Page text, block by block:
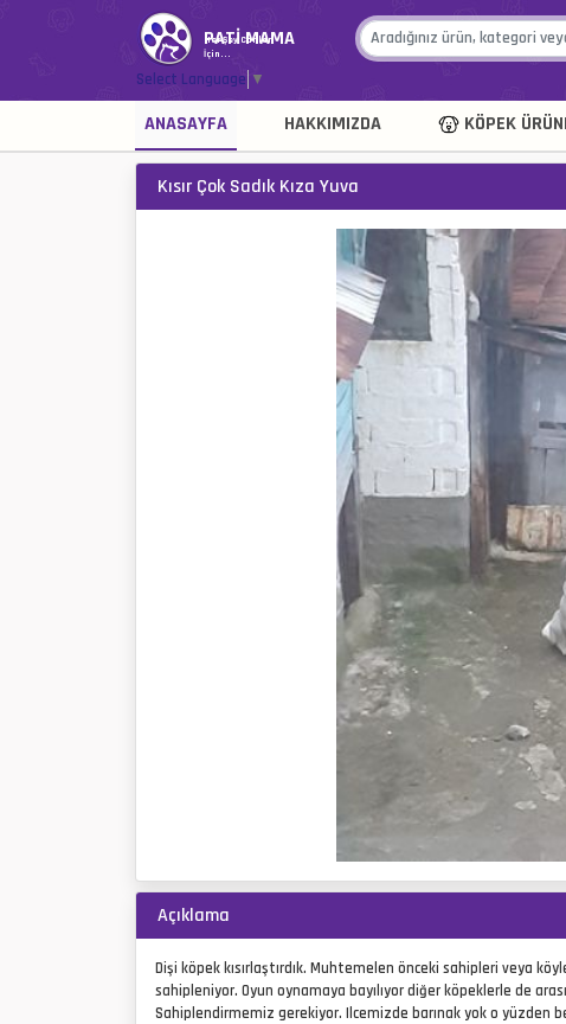
PATİ MAMA
Her Şey Canlar
İçin...
Select Language ▼
ANASAYFA HAKKIMIZDA KÖPEK
Kısır Çok Sadık Kıza Yuva
Açıklama
Dişi köpek kısırlaştırdık. Muhtemelen önceki sahipleri veya
sahipleniyor. Oyun oynamaya bayılıyor diğer köpeklerle de
Sahiplendirmemiz gerekiyor. Ilcemizde barınak yok o yüzden